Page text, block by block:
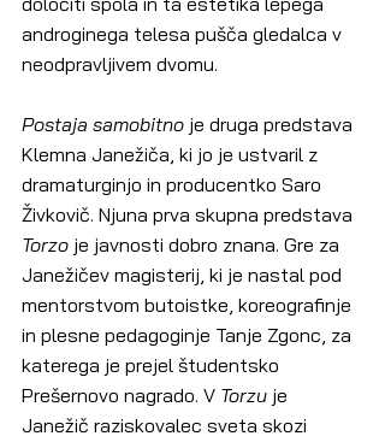
androginega telesa pušča gledalca v
neodpravljivem dvomu.
Postaja samobitno je druga predstava
Klemna Janežiča, ki jo je ustvaril z
dramaturginjo in producentko Saro
Živkovič. Njuna prva skupna predstava
Torzo je javnosti dobro znana. Gre za
Janežičev magisterij, ki je nastal pod
mentorstvom butoistke, koreografinje
in plesne pedagoginje Tanje Zgonc, za
katerega je prejel študentsko
Prešernovo nagrado. V Torzu je
Janežič raziskovalec sveta skozi